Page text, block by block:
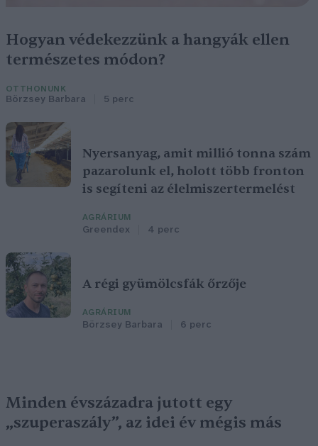
Hogyan védekezzünk a hangyák ellen
természetes módon?
OTTHONUNK
Börzsey Barbara 5 perc
Nyersanyag, amit millió tonna szám
pazarolunk el, holott több fronton
is segíteni az élelmiszertermelést
AGRÁRIUM
Greendex 4 perc
A régi gyümölcsfák őrzője
AGRÁRIUM
Börzsey Barbara 6 perc
Minden évszázadra jutott egy
„szuperaszály”, az idei év mégis más